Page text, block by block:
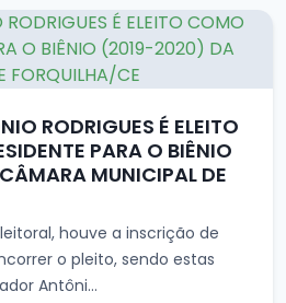
RODRIGUES É ELEITO
PARA O BIÊNIO
MUNICIPAL DE
houve a inscrição de
o pleito, sendo estas
Antôni...